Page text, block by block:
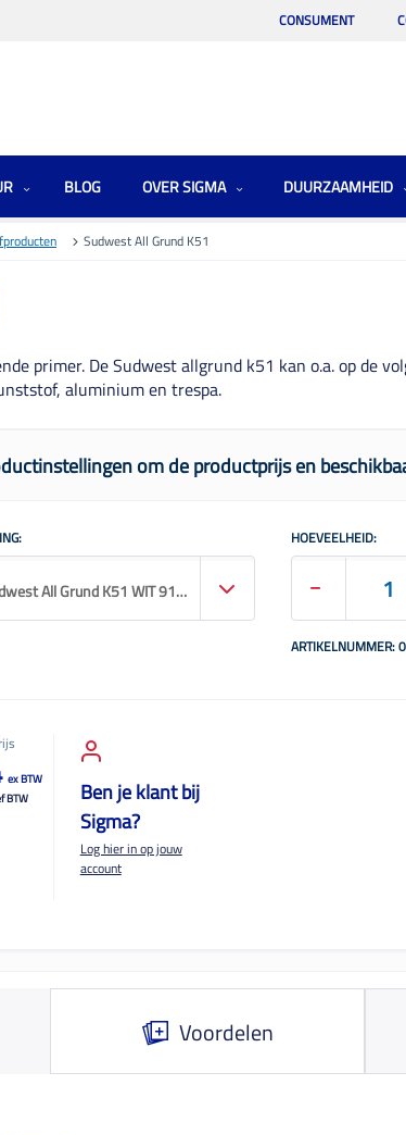
CONSUMENT
BLOG OVER SIGMA DUURZAAMHEID
Sudwest All Grund K51
primer. De Sudwest allgrund k51 kan o.a. op de
aluminium en trespa.
om de productprijs en
All Grund K51 WIT 9110 0.75L
HOEVEELHEID:
ARTIKELNUMMER:
BTW
ex BTW
Ben je klant bij
Sigma?
Log hier in op jouw
account
Voordelen